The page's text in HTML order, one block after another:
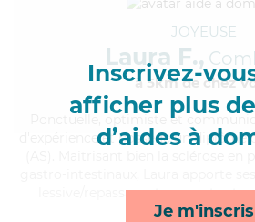
Inscrivez-
afficher plus
d’aides à
Je m'inscris
JOYEUSE
Laura F.,
à 5km de chez
, optimiste et
d'expérience et possède un diplôme
lessive/repassage, transports et